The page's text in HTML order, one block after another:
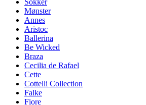
Sokker
Mønster
Annes
Aristoc
Ballerina
Be Wicked
Braza
Cecilia de Rafael
Cette
Cottelli Collection
Falke
Fiore